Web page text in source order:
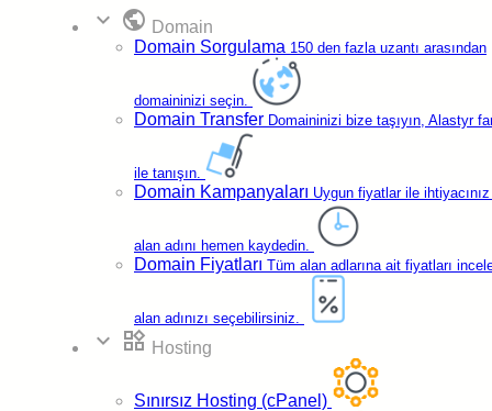
expand_more public Domain
Domain Sorgulama 150 den fazla uzantı arasından
domaininizi seçin.
Domain Transfer Domaininizi bize taşıyın, Alastyr
ile tanışın.
Domain Kampanyaları Uygun fiyatlar ile
alan adını hemen kaydedin.
Domain Fiyatları Tüm alan adlarına ait fiyatları
alan adınızı seçebilirsiniz.
expand_more widgets Hosting
Sınırsız Hosting (cPanel)
Yüksek MailDisk Alanı